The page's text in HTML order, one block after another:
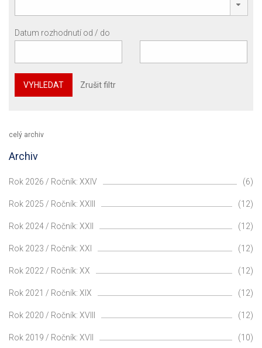
Datum rozhodnutí od / do
VYHLEDAT Zrušit filtr
celý archiv
Archiv
Rok 2026 / Ročník: XXIV (6)
Rok 2025 / Ročník: XXIII (12)
Rok 2024 / Ročník: XXII (12)
Rok 2023 / Ročník: XXI (12)
Rok 2022 / Ročník: XX (12)
Rok 2021 / Ročník: XIX (12)
Rok 2020 / Ročník: XVIII (12)
Rok 2019 / Ročník: XVII (10)